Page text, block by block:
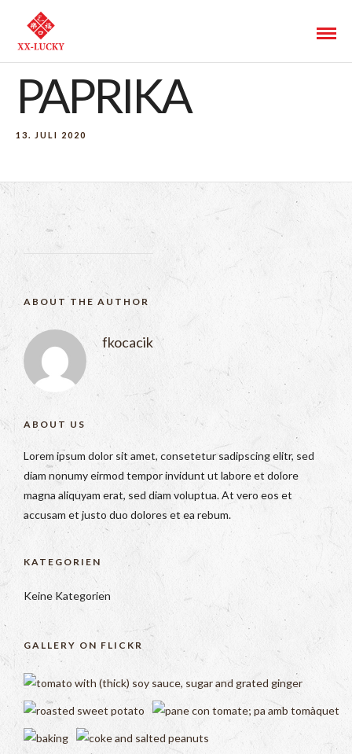
PAPRIKA
13. JULI 2020
ABOUT THE AUTHOR
fkocacik
ABOUT US
Lorem ipsum dolor sit amet, consetetur sadipscing elitr, sed
diam nonumy eirmod tempor invidunt ut labore et dolore
magna aliquyam erat, sed diam voluptua. At vero eos et
accusam et justo duo dolores et ea rebum.
KATEGORIEN
Keine Kategorien
GALLERY ON FLICKR